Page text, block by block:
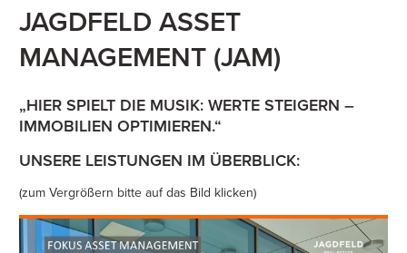
JAGDFELD ASSET
MANAGEMENT (JAM)
„HIER SPIELT DIE MUSIK: WERTE STEIGERN –
IMMOBILIEN OPTIMIEREN.“
UNSERE LEISTUNGEN IM ÜBERBLICK:
(zum Vergrößern bitte auf das Bild klicken)